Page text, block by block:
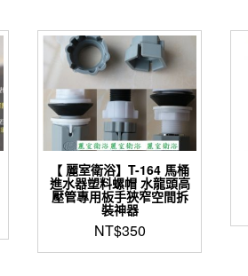
【 麗室衛浴】T-164 馬桶
進水器塑料螺帽 水龍頭高
壓管專用板手狹窄空間拆
裝神器
NT$350